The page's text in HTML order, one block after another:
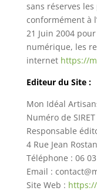
sans réserves
conformément à
21 Juin 2004
numérique, les
internet https://
Editeur du Site :
Mon Idéal
Numéro de
Responsable
4 Rue Jean
Téléphone : 06
Email :
Site Web :